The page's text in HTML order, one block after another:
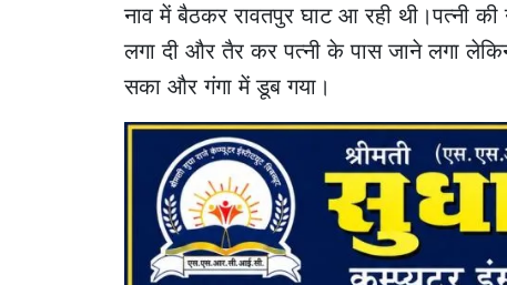
नाव में बैठकर रावतपुर घाट आ रही थी।पत्नी
लगा दी और तैर कर पत्नी के पास जाने लगा
सका और गंगा में डूब गया।